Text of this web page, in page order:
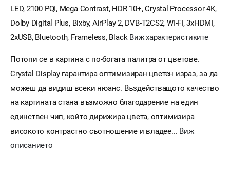
LED, 2100 PQI, Mega Contrast, HDR 10+, Crystal Processor 4K,
Dolby Digital Plus, Bixby, AirPlay 2, DVB-T2CS2, WI-FI, 3xHDMI,
2xUSB, Bluetooth, Frameless, Black Виж характеристиките
Потопи се в картина с по-богата палитра от цветове.
Crystal Display гарантира оптимизиран цветен израз, за да
можеш да видиш всеки нюанс. Въздействащото качество
на картината стана възможно благодарение на един
единствен чип, който дирижира цвета, оптимизира
високото контрастно съотношение и владее... Виж
описанието